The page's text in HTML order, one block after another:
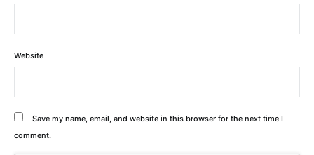
Website
Save my name, email, and website in this browser for the next time I
comment.